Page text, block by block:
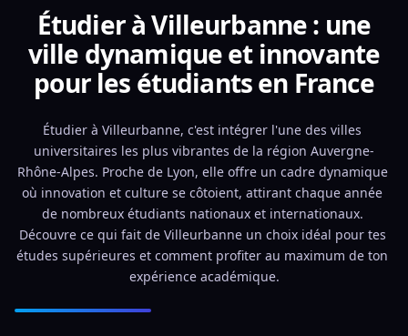
Étudier à Villeurbanne : une
ville dynamique et innovante
pour les étudiants en France
Étudier à Villeurbanne, c'est intégrer l'une des villes
universitaires les plus vibrantes de la région Auvergne-
Rhône-Alpes. Proche de Lyon, elle offre un cadre dynamique
où innovation et culture se côtoient, attirant chaque année
de nombreux étudiants nationaux et internationaux.
Découvre ce qui fait de Villeurbanne un choix idéal pour tes
études supérieures et comment profiter au maximum de ton
expérience académique.